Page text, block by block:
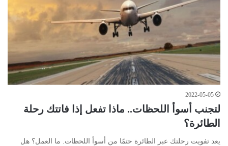
2022-05-05
لتجنب أسوأ اللحظات.. ماذا تفعل إذا فاتتك رحلة
الطائرة؟
يعد تفويت رحلتك عبر الطائرة حتمًا من أسوأ اللحظات. ما العمل؟ هل